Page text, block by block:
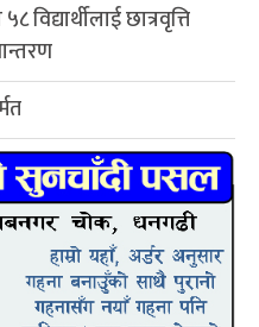
छात्रवृत्ति